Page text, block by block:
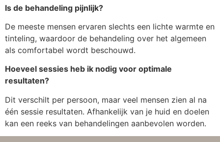
Is de behandeling pijnlijk?
De meeste mensen ervaren slechts een lichte warmte en
tinteling, waardoor de behandeling over het algemeen
als comfortabel wordt beschouwd.
Hoeveel sessies heb ik nodig voor optimale
resultaten?
Dit verschilt per persoon, maar veel mensen zien al na
één sessie resultaten. Afhankelijk van je huid en doelen
kan een reeks van behandelingen aanbevolen worden.